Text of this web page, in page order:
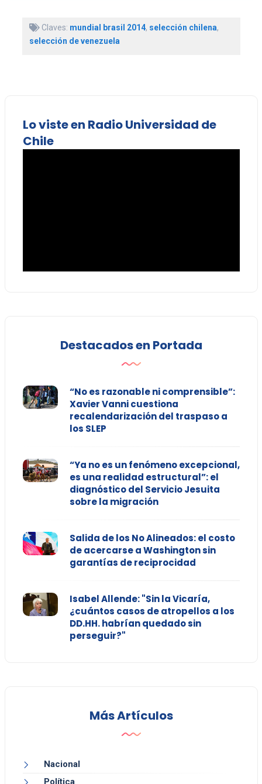
Claves: mundial brasil 2014, selección chilena,
selección de venezuela
Lo viste en Radio Universidad de
Chile
Destacados en Portada
“No es razonable ni comprensible”:
Xavier Vanni cuestiona
recalendarización del traspaso a
los SLEP
“Ya no es un fenómeno excepcional,
es una realidad estructural”: el
diagnóstico del Servicio Jesuita
sobre la migración
Salida de los No Alineados: el costo
de acercarse a Washington sin
garantías de reciprocidad
Isabel Allende: "Sin la Vicaría,
¿cuántos casos de atropellos a los
DD.HH. habrían quedado sin
perseguir?"
Más Artículos
Nacional
Política